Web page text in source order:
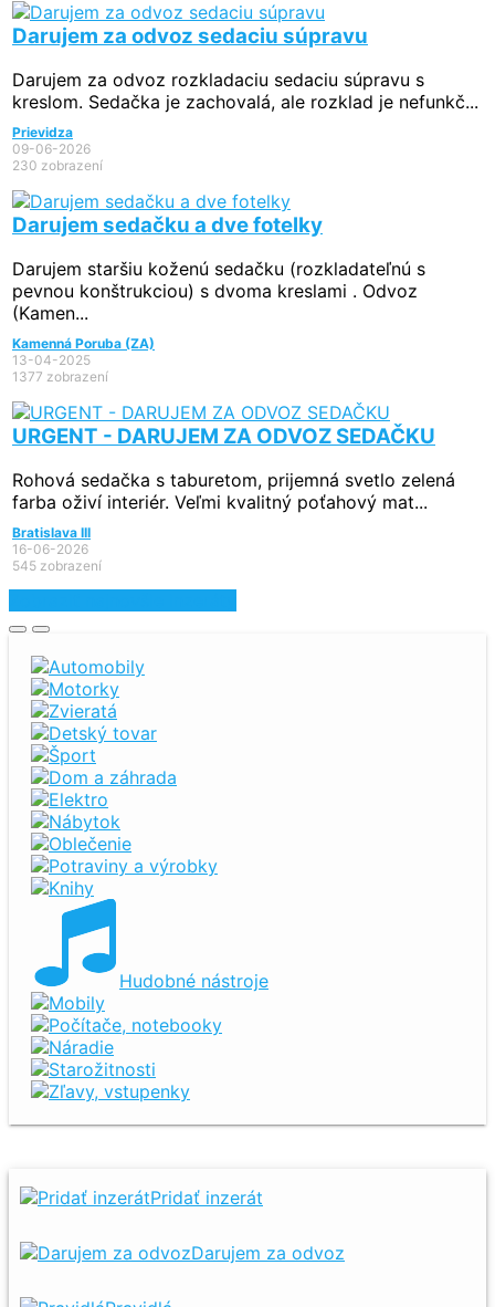
Darujem za odvoz sedaciu súpravu
Darujem za odvoz rozkladaciu sedaciu súpravu s
kreslom. Sedačka je zachovalá, ale rozklad je nefunkč...
Prievidza
09-06-2026
230 zobrazení
Darujem sedačku a dve fotelky
Darujem staršiu koženú sedačku (rozkladateľnú s
pevnou konštrukciou) s dvoma kreslami . Odvoz
(Kamen...
Kamenná Poruba (ZA)
13-04-2025
1377 zobrazení
URGENT - DARUJEM ZA ODVOZ SEDAČKU
Rohová sedačka s taburetom, prijemná svetlo zelená
farba oživí interiér. Veľmi kvalitný poťahový mat...
Bratislava III
16-06-2026
545 zobrazení
Automobily
Motorky
Zvieratá
Detský tovar
Šport
Dom a záhrada
Elektro
Nábytok
Oblečenie
Potraviny a výrobky
Knihy
Hudobné nástroje
Mobily
Počítače, notebooky
Náradie
Starožitnosti
Zľavy, vstupenky
Pridať inzerát
Darujem za odvoz